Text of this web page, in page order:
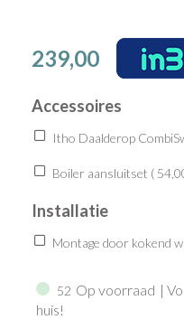
239,00
Accessoires
Itho Daalderop
Boiler aansluitset (
Installatie
Montage door kokend
52 Op voorraad |
huis!